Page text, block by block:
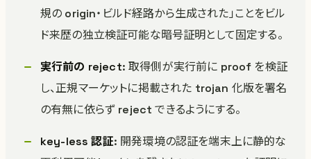
規の origin・ビルド経路から生成された」ことをビル
ド来歴の独立検証可能な暗号証明として固定する。
実行前の reject: 取得側が実行前に proof を検証
し、正規マーケットに掲載された trojan 化版を署名
の有無に依らず reject できるようにする。
key-less 認証: 開発環境の認証を端末上に静的な